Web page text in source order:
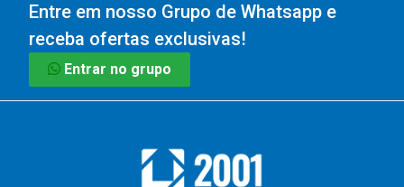
Entre em nosso Grupo de Whatsapp e
receba ofertas exclusivas!
Entrar no grupo